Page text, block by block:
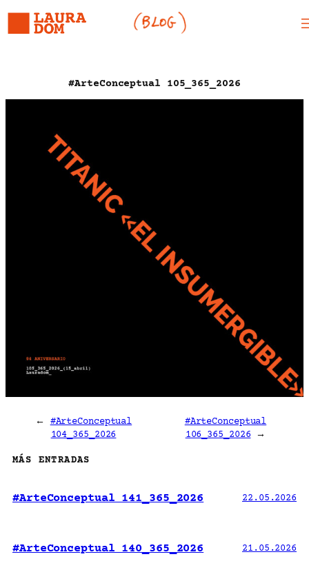
Saltar
contenido
#ArteConceptual 105_365_2026
←
#ArteConceptual
104_365_2026
#ArteConceptual
106_365_2026
→
MÁS ENTRADAS
#ArteConceptual 141_365_2026 22.05.2026
#ArteConceptual 140_365_2026 21.05.2026